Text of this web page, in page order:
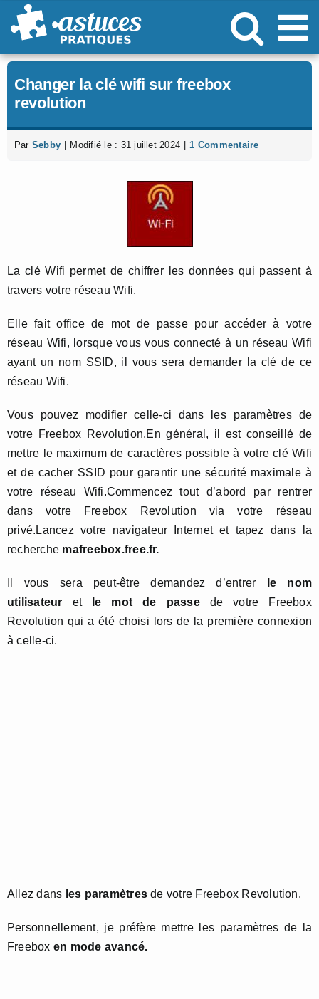
Passer
au
Changer la clé wifi sur freebox
revolution
Par Sebby Modifié le : 31 juillet 2024 1 Commentaire
La clé Wifi permet de chiffrer les données qui passent à
travers votre réseau Wifi.
Elle fait office de mot de passe pour accéder à votre
réseau Wifi, lorsque vous vous connecté à un réseau Wifi
ayant un nom SSID, il vous sera demander la clé de ce
réseau Wifi.
Vous pouvez modifier celle-ci dans les paramètres de
votre Freebox Revolution.En général, il est conseillé de
mettre le maximum de caractères possible à votre clé Wifi
et de cacher SSID pour garantir une sécurité maximale à
votre réseau Wifi.Commencez tout d’abord par rentrer
dans votre Freebox Revolution via votre réseau
privé.Lancez votre navigateur Internet et tapez dans la
recherche mafreebox.free.fr.
Il vous sera peut-être demandez d’entrer
le nom
utilisateur et le mot de passede votre Freebox
Revolution qui a été choisi lors de la première connexion
à celle-ci.
Allez dans les paramètres de votre Freebox Revolution.
Personnellement, je préfère mettre les paramètres de la
Freebox en mode avancé.